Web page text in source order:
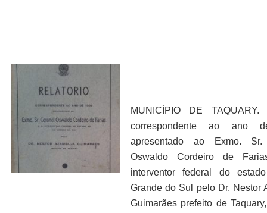
MUNICÍPIO DE TAQUARY.
correspondente ao ano
apresentado ao Exmo. Sr.
Oswaldo Cordeiro de
interventor federal do
Grande do Sul pelo Dr. Nestor
Guimarães prefeito de